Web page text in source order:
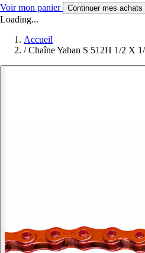
Voir mon panier Continuer mes achats
Loading...
Accueil
/ Chaîne Yaban S 512H 1/2 X